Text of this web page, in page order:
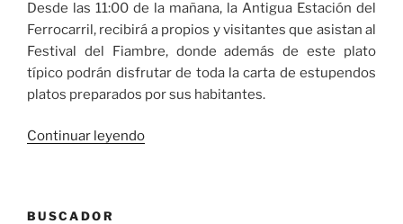
Desde las 11:00 de la mañana, la Antigua Estación del
Ferrocarril, recibirá a propios y visitantes que asistan al
Festival del Fiambre, donde además de este plato
típico podrán disfrutar de toda la carta de estupendos
platos preparados por sus habitantes.
Continuar leyendo«Este
BUSCADOR